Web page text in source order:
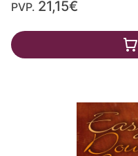
PVP. 21,15€